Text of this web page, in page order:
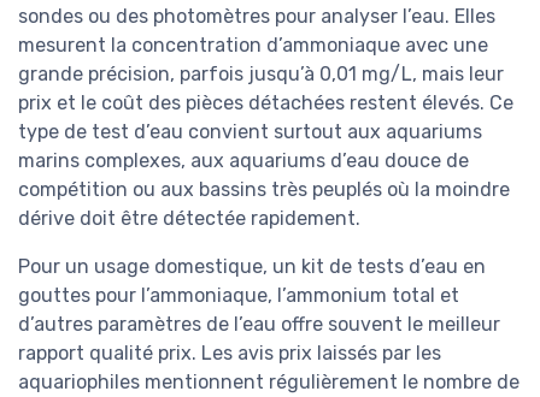
sondes ou des photomètres pour analyser l’eau. Elles
mesurent la concentration d’ammoniaque avec une
grande précision, parfois jusqu’à 0,01 mg/L, mais leur
prix et le coût des pièces détachées restent élevés. Ce
type de test d’eau convient surtout aux aquariums
marins complexes, aux aquariums d’eau douce de
compétition ou aux bassins très peuplés où la moindre
dérive doit être détectée rapidement.
Pour un usage domestique, un kit de tests d’eau en
gouttes pour l’ammoniaque, l’ammonium total et
d’autres paramètres de l’eau offre souvent le meilleur
rapport qualité prix. Les avis prix laissés par les
aquariophiles mentionnent régulièrement le nombre de